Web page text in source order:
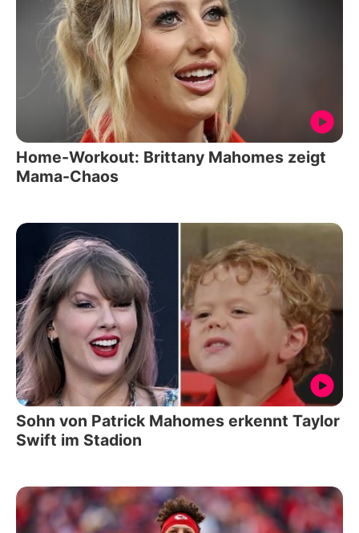
Home-Workout: Brittany Mahomes zeigt
Mama-Chaos
Sohn von Patrick Mahomes erkennt Taylor
Swift im Stadion